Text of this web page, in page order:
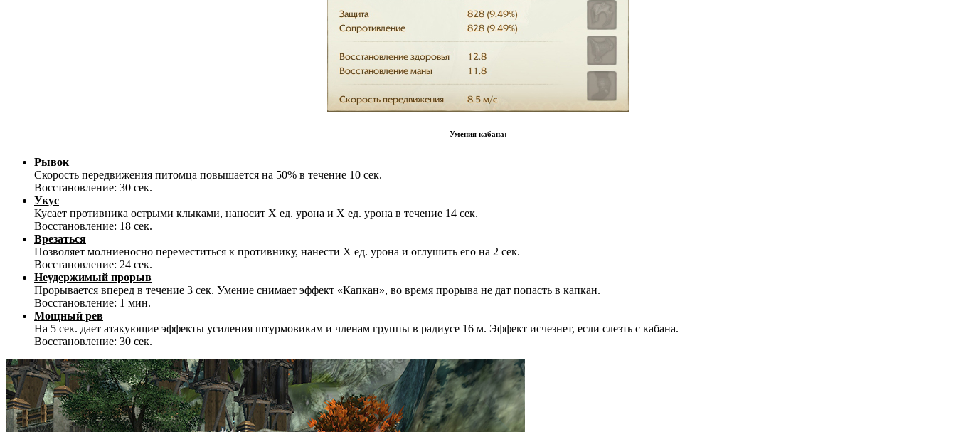
Умения кабана:
Рывок
Скорость передвижения питомца повышается на 50% в течение 10 сек.
Восстановление: 30 сек.
Укус
Кусает противника острыми клыками, наносит Х ед. урона и Х ед. урона в течение 14 сек.
Восстановление: 18 сек.
Врезаться
Позволяет молниеносно переместиться к противнику, нанести Х ед. урона и оглушить его на 2 сек.
Восстановление: 24 сек.
Неудержимый прорыв
Прорывается вперед в течение 3 сек. Умение снимает эффект «Капкан», во время прорыва не дат попасть в капкан.
Восстановление: 1 мин.
Мощный рев
На 5 сек. дает атакующие эффекты усиления штурмовикам и членам группы в радиусе 16 м. Эффект исчезнет, если слезть с кабана.
Восстановление: 30 сек.